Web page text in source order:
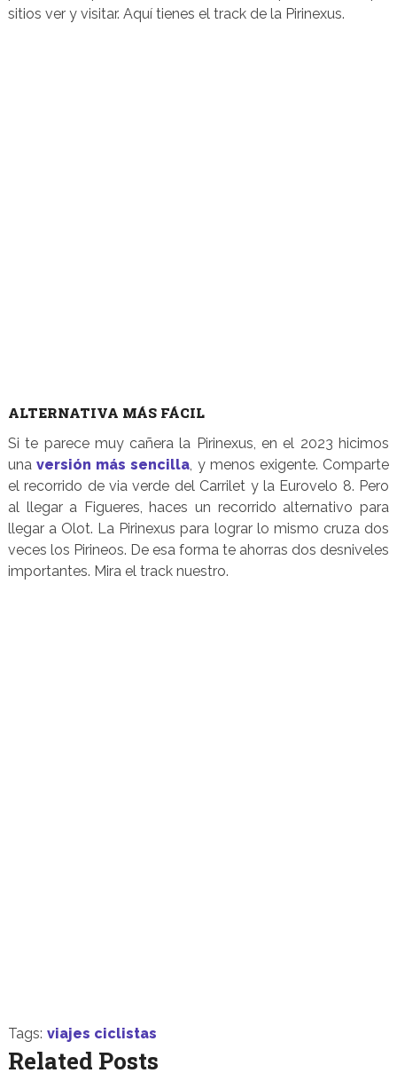
sitios ver y visitar. Aquí tienes el track de la Pirinexus.
ALTERNATIVA MÁS FÁCIL
Si te parece muy cañera la Pirinexus, en el 2023 hicimos
unaversión más sencilla , y menos exigente. Comparte
el recorrido de via verde del Carrilet y la Eurovelo 8. Pero
al llegar a Figueres, haces un recorrido alternativo para
llegar a Olot. La Pirinexus para lograr lo mismo cruza dos
veces los Pirineos. De esa forma te ahorras dos desniveles
importantes. Mira el track nuestro.
Tags: viajes ciclistas
Related Posts